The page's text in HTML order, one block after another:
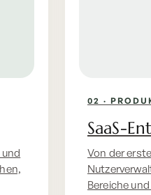
02 ·
SaaS-
Von der
Bereiche